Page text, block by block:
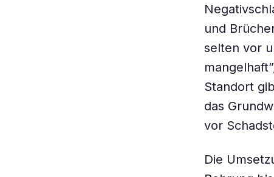
und
selten vor
Standort
das
vor
Die